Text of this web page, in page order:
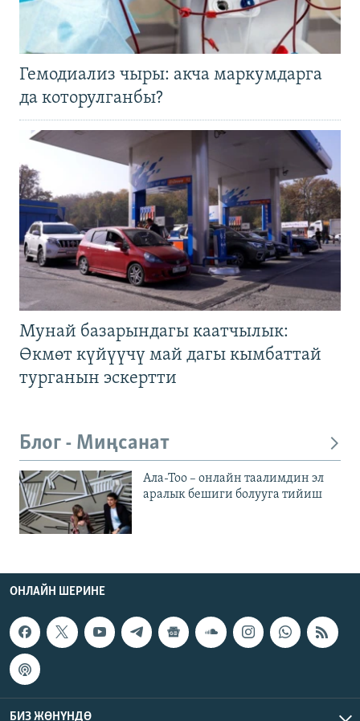
Гемодиализ чыры: акча маркумдарга
да которулганбы?
Мунай базарындагы каатчылык:
Өкмөт күйүүчү май дагы кымбаттай
турганын эскертти
Блог - Миңсанат
Ала-Тоо – онлайн таалимдин эл
аралык бешиги болууга тийиш
ОНЛАЙН ШЕРИНЕ
БИЗ ЖӨНҮНДӨ